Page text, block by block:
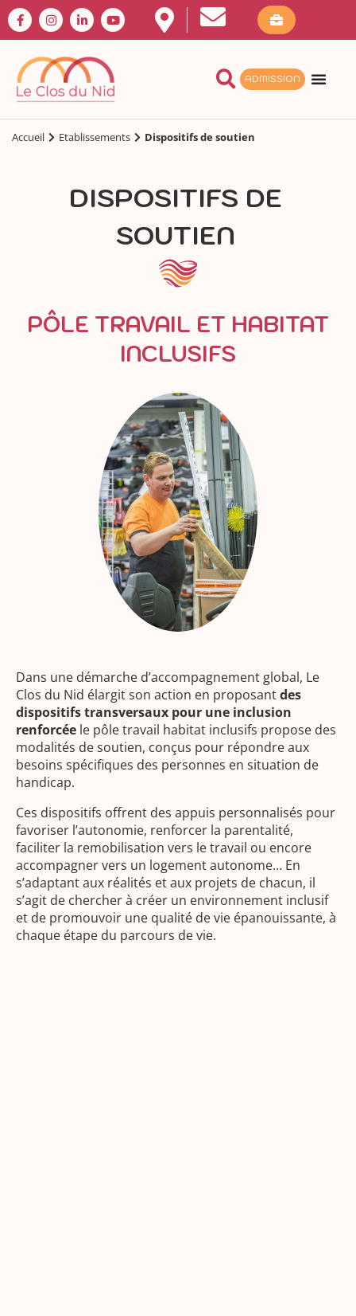
ADMISSION
Accueil Etablissements Dispositifs de soutien
DISPOSITIFS DE
SOUTIEN
PÔLE TRAVAIL ET HABITAT
INCLUSIFS
Dans une démarche d’accompagnement global, Le
Clos du Nid élargit son action en proposantdes
dispositifs transversaux pour une inclusion
renforcée le pôle travail habitat inclusifs propose des
modalités de soutien, conçus pour répondre aux
besoins spécifiques des personnes en situation de
handicap.
Ces dispositifs offrent des appuis personnalisés pour
favoriser l’autonomie, renforcer la parentalité,
faciliter la remobilisation vers le travail ou encore
accompagner vers un logement autonome… En
s’adaptant aux réalités et aux projets de chacun, il
s’agit de chercher à créer un environnement inclusif
et de promouvoir une qualité de vie épanouissante, à
chaque étape du parcours de vie.